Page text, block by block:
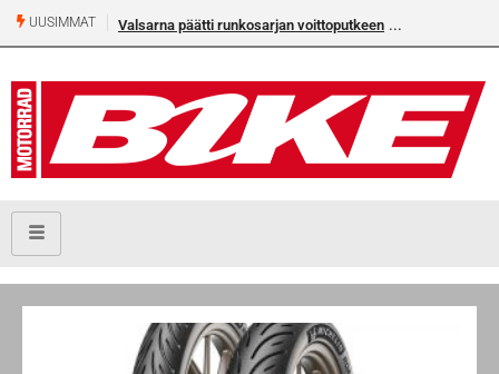
UUSIMMAT Valsarna päätti runkosarjan voittoputkeen